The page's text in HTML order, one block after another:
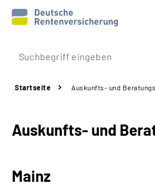
Prävention
Rente
Startseite Auskunfts- und
Auskunfts- und
Mainz